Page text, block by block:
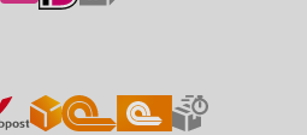
zakje Materiaal: viscose (katoen)
Kleur: wit Afmetingen: L 136 x B